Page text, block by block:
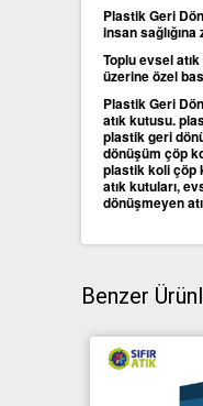
Plastik Geri
insan
Toplu evsel
üzerine özel
Plastik Geri
atık kutusu.
plastik geri
dönüşüm çöp
plastik koli çöp
atık kutuları,
dönüşmeyen
Benzer